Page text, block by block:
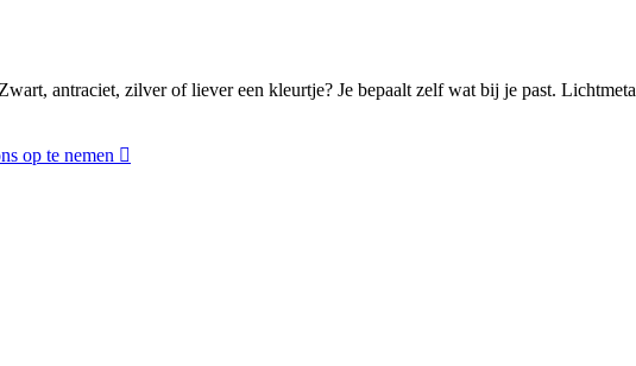
antraciet, zilver of liever een kleurtje? Je bepaalt zelf wat bij je past.
op te nemen